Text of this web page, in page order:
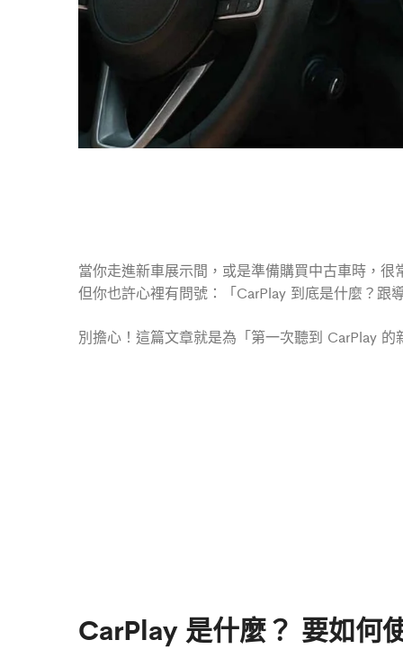
當你走進新車展示間，或是準備購買中古車時，
但你也許心裡有問號：「CarPlay 到底是什麼？跟
別擔心！這篇文章就是為「第一次聽到 CarPlay
CarPlay 是什麼？ 要如何